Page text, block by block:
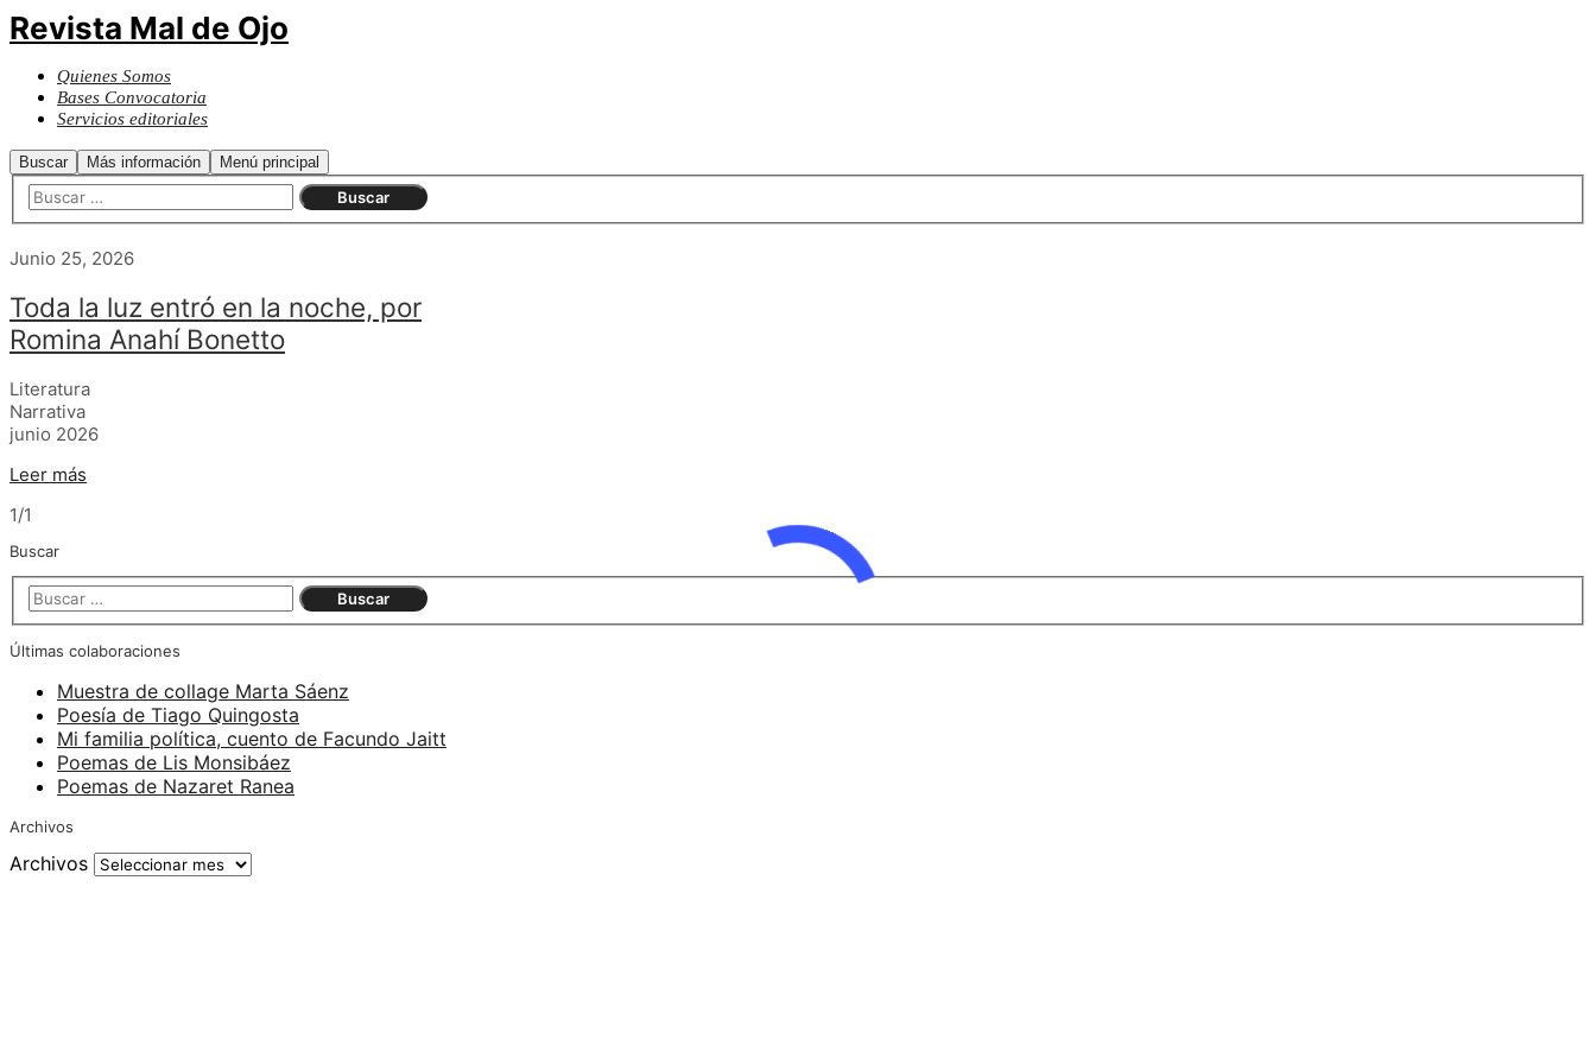
Revista Mal de Ojo
Quienes Somos
Bases Convocatoria
Servicios editoriales
Buscar Más información Menú principal
Junio 25, 2026
Toda la luz entró en la noche, por
Romina Anahí Bonetto
Literatura
Narrativa
junio 2026
Leer más
1/1
Buscar
Últimas colaboraciones
Muestra de collage Marta Sáenz
Poesía de Tiago Quingosta
Mi familia política, cuento de Facundo Jaitt
Poemas de Lis Monsibáez
Poemas de Nazaret Ranea
Archivos
Archivos